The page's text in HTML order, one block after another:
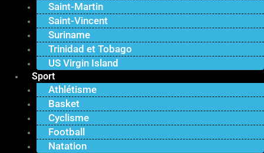
Saint-Martin
Saint-Vincent
Suriname
Trinidad et Tobago
US Virgin Island
Sport
Athlétisme
Basket
Cyclisme
Football
Natation